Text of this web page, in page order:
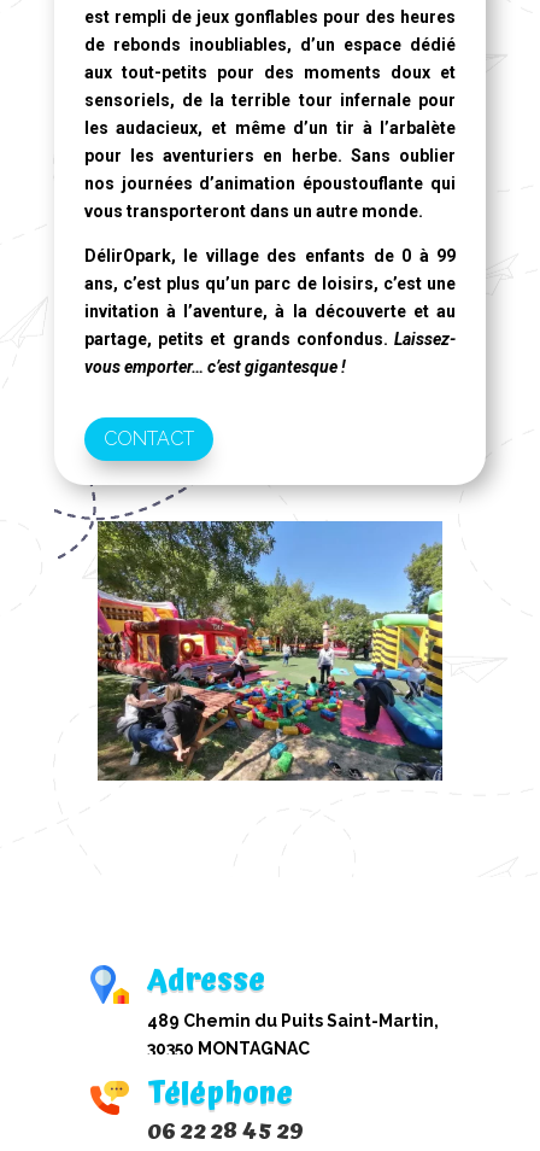
est rempli de jeux gonflables pour des heures
de rebonds inoubliables, d’un espace dédié
aux tout-petits pour des moments doux et
sensoriels, de la terrible tour infernale pour
les audacieux, et même d’un tir à l’arbalète
pour les aventuriers en herbe. Sans oublier
nos journées d’animation époustouflante qui
vous transporteront dans un autre monde.
DélirOpark, le village des enfants de 0 à 99
ans, c’est plus qu’un parc de loisirs, c’est une
invitation à l’aventure, à la découverte et au
partage, petits et grands confondus.Laissez-
vous emporter… c’est gigantesque !
CONTACT
Adresse
489 Chemin du Puits Saint-Martin,
30350 MONTAGNAC
Téléphone
06 22 28 45 29